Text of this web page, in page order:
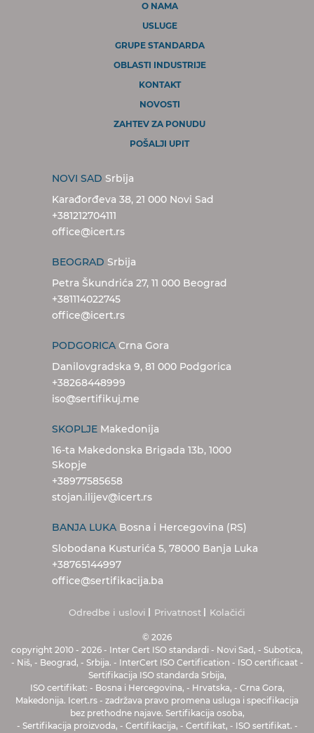
O NAMA
USLUGE
GRUPE STANDARDA
OBLASTI INDUSTRIJE
KONTAKT
NOVOSTI
ZAHTEV ZA PONUDU
POŠALJI UPIT
NOVI SAD Srbija
Karađorđeva 38, 21 000 Novi Sad
+381212704111
office@icert.rs
BEOGRAD Srbija
Petra Škundrića 27, 11 000 Beograd
+381114022745
office@icert.rs
PODGORICA Crna Gora
Danilovgradska 9, 81 000 Podgorica
+38268448999
iso@sertifikuj.me
SKOPLJE Makedonija
16-ta Makedonska Brigada 13b, 1000
Skopje
+38977585658
stojan.ilijev@icert.rs
BANJA LUKA Bosna i Hercegovina (RS)
Slobodana Kusturića 5, 78000 Banja Luka
+38765144997
office@sertifikacija.ba
© 2026
copyright 2010 - 2026 - Inter Cert ISO standardi - Novi Sad , - Subotica,
- Niš, - Beograd , - Srbija. - InterCert ISO Certification - ISO certificaat -
Sertifikacija ISO standarda Srbija,
ISO certifikat: - Bosna i Hercegovina, - Hrvatska, - Crna Gora,
Makedonija. Icert.rs - zadržava pravo promena usluga i specifikacija
bez prethodne najave. Sertifikacija osoba,
- Sertifikacija proizvoda, - Certifikacija, - Certifikat, - ISO sertifikat. -
Odredbe i uslovi Privatnost Kolačići